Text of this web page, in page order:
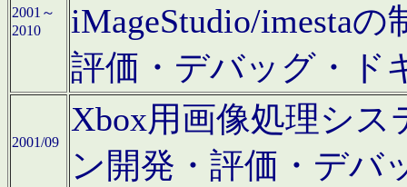
2001～
2010
iMageStudio/imesta
評価・デバッグ・ド
2001/09
Xbox用画像処理シ
ン開発・評価・デバ